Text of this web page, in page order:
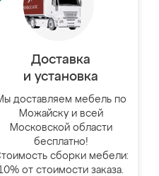
Доставка
и установка
доставляем мебель по
Можайску и всей
Московской области
бесплатно!
сборки мебели:
от стоимости заказа.